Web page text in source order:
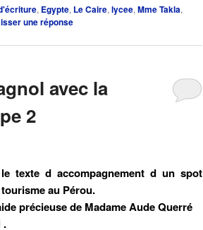
, Egypte, Le Caire, lycee, Mme Takla,
une réponse
avec la
2
texte d accompagnement d un spot
au Pérou.
précieuse de Madame Aude Querré
.